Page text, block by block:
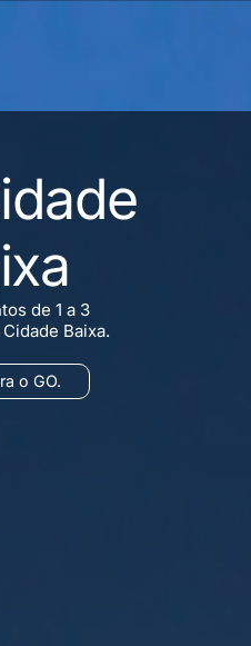
de 1 a 3
Baixa.
o GO.